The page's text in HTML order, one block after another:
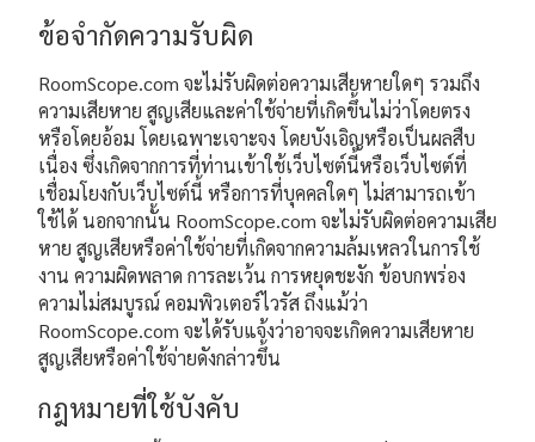
ข้อจำกัดความรับผิด
RoomScope.com จะไม่รับผิดต่อความเสียหายใดๆ รวมถึง
ความเสียหาย สูญเสียและค่าใช้จ่ายที่เกิดขึ้นไม่ว่าโดยตรง
หรือโดยอ้อม โดยเฉพาะเจาะจง โดยบังเอิญหรือเป็นผลสืบ
เนื่อง ซึ่งเกิดจากการที่ท่านเข้าใช้เว็บไซต์นี้หรือเว็บไซต์ที่
เชื่อมโยงกับเว็บไซต์นี้ หรือการที่บุคคลใดๆ ไม่สามารถเข้า
ใช้ได้ นอกจากนั้น RoomScope.com จะไม่รับผิดต่อความเสีย
หาย สูญเสียหรือค่าใช้จ่ายที่เกิดจากความล้มเหลวในการใช้
งาน ความผิดพลาด การละเว้น การหยุดชะงัก ข้อบกพร่อง
ความไม่สมบูรณ์ คอมพิวเตอร์ไวรัส ถึงแม้ว่า
RoomScope.com จะได้รับแจ้งว่าอาจจะเกิดความเสียหาย
สูญเสียหรือค่าใช้จ่ายดังกล่าวขึ้น
กฎหมายที่ใช้บังคับ